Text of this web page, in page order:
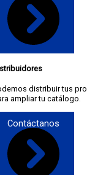
distribuir tus
ampliar tu catálogo.
Contáctanos